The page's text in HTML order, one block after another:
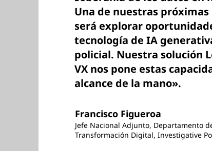
Una de nuestras
será explorar
tecnología de IA
policial. Nuestra solución
VX nos pone estas
alcance de la mano».
Francisco Figueroa
Jefe Nacional Adjunto, Departamento
Transformación Digital, Investigative